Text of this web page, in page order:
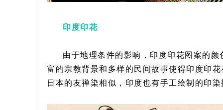
印度印花
由于地理条件的影响，印度印花图案的
富的宗教背景和多样的民间故事使得印度印
日本的友禅染相似，印度也有手工绘制的印